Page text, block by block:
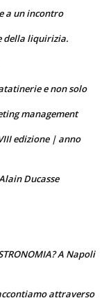
a un incontro
della liquirizia.
e non solo
management
edizione | anno
Ducasse
A Napoli
attraverso